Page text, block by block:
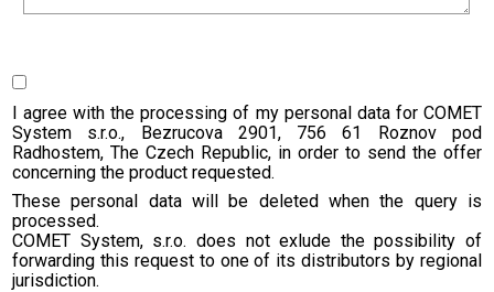
I agree with the processing of my personal data for COMET
System s.r.o., Bezrucova 2901, 756 61 Roznov pod
Radhostem, The Czech Republic, in order to send the offer
concerning the product requested.
These personal data will be deleted when the query is
processed.
COMET System, s.r.o. does not exlude the possibility of
forwarding this request to one of its distributors by regional
jurisdiction.